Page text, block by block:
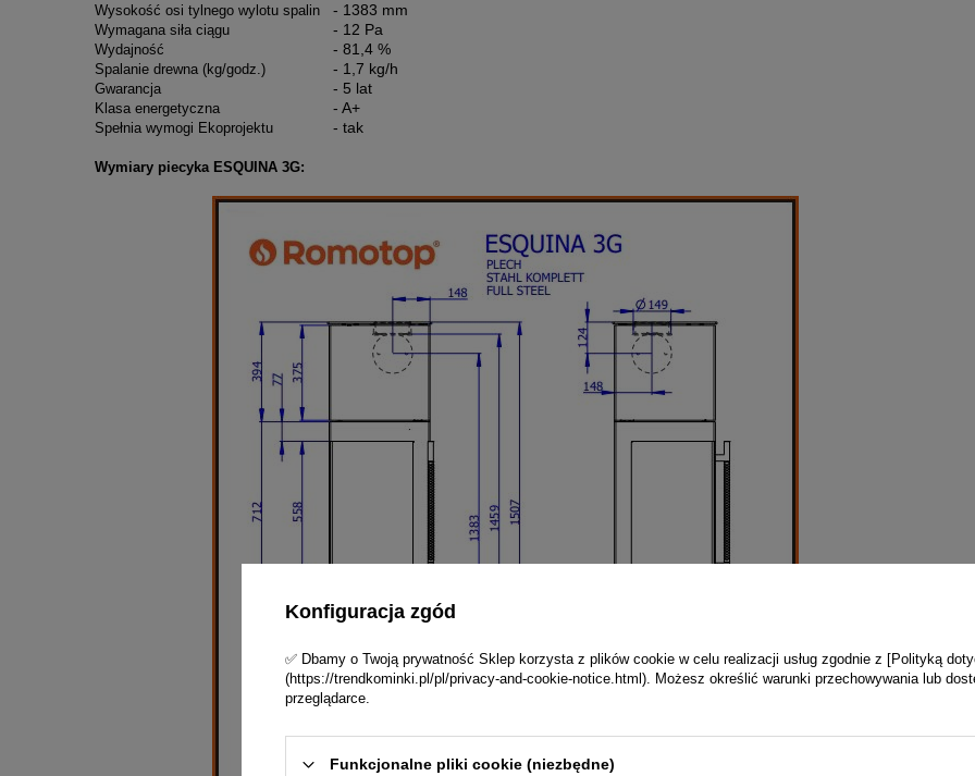
Wysokość osi tylnego wylotu spalin - 1383 mm
Wymagana siła ciągu - 12 Pa
Wydajność - 81,4 %
Spalanie drewna (kg/godz.) - 1,7 kg/h
Gwarancja - 5 lat
Klasa energetyczna - A+
Spełnia wymogi Ekoprojektu - tak
Wymiary piecyka ESQUINA 3G:
Konfiguracja zgód
✅ Dbamy o Twoją prywatność Sklep korzysta z plików cookie w celu realizacji usług zgodnie z [Polityką
(https://trendkominki.pl/pl/privacy-and-cookie-notice.html). Możesz określić warunki przechowywania lub
przeglądarce.
Funkcjonalne pliki cookie (niezbędne)